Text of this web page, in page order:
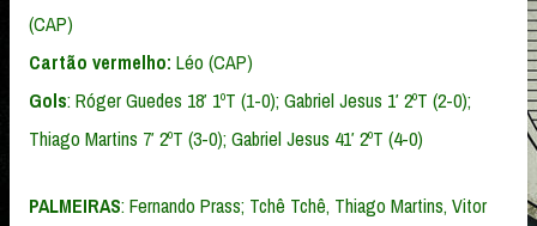
(CAP)
Cartão vermelho: Léo (CAP)
Gols: Róger Guedes 18′ 1ºT (1-0); Gabriel Jesus 1′ 2ºT (2-0);
Thiago Martins 7′ 2ºT (3-0); Gabriel Jesus 41′ 2ºT (4-0)
PALMEIRAS: Fernando Prass; Tchê Tchê, Thiago Martins, Vitor